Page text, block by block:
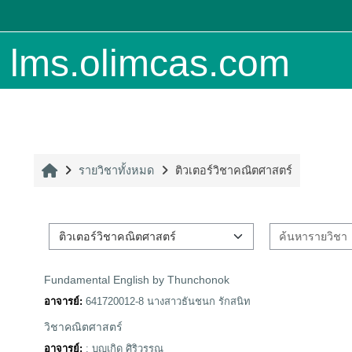
lms.olimcas.com
Homeรายวิชาทั้งหมด ติวเตอร์วิชาคณิตศาสตร์
ประเภทของรายวิชา
Fundamental English by Thunchonok
อาจารย์:641720012-8 นางสาวธันชนก รักสนิท
วิชาคณิตศาสตร์
อาจารย์: : บุญเกิด ศิริวรรณ